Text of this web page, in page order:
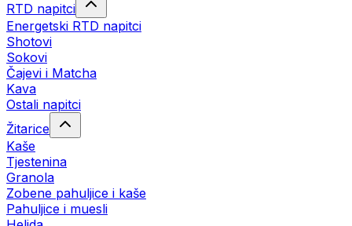
RTD napitci
Energetski RTD napitci
Shotovi
Sokovi
Čajevi i Matcha
Kava
Ostali napitci
Žitarice
Kaše
Tjestenina
Granola
Zobene pahuljice i kaše
Pahuljice i muesli